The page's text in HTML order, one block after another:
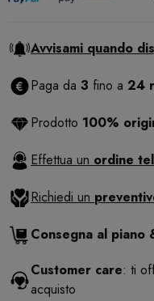
Avvisami quando
Paga da 3 fino a 24
Prodotto 100%
Effettua un ordine
Richiedi un
Consegna al piano
Customer care: ti
acquisto